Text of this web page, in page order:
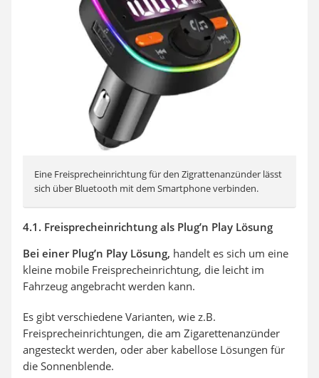
Eine Freisprecheinrichtung für den Zigrattenanzünder lässt
sich über Bluetooth mit dem Smartphone verbinden.
4.1. Freisprecheinrichtung als Plug’n Play Lösung
Bei einer Plug’n Play Lösung, handelt es sich um eine
kleine mobile Freisprecheinrichtung, die leicht im
Fahrzeug angebracht werden kann.
Es gibt verschiedene Varianten, wie z.B.
Freisprecheinrichtungen, die am Zigarettenanzünder
angesteckt werden, oder aber kabellose Lösungen für
die Sonnenblende.